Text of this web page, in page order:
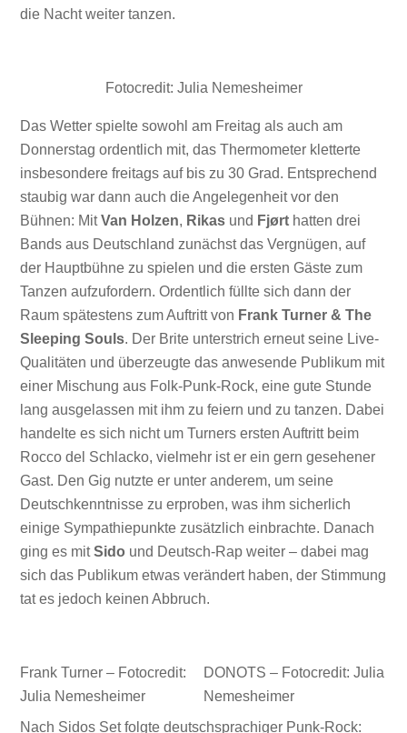
die Nacht weiter tanzen.
Fotocredit: Julia Nemesheimer
Das Wetter spielte sowohl am Freitag als auch am
Donnerstag ordentlich mit, das Thermometer kletterte
insbesondere freitags auf bis zu 30 Grad. Entsprechend
staubig war dann auch die Angelegenheit vor den
Bühnen: MitVan Holzen, Rikas und Fjørt hatten drei
Bands aus Deutschland zunächst das Vergnügen, auf
der Hauptbühne zu spielen und die ersten Gäste zum
Tanzen aufzufordern. Ordentlich füllte sich dann der
Raum spätestens zum Auftritt von Frank Turner & The
Sleeping Souls. Der Brite unterstrich erneut seine Live-
Qualitäten und überzeugte das anwesende Publikum mit
einer Mischung aus Folk-Punk-Rock, eine gute Stunde
lang ausgelassen mit ihm zu feiern und zu tanzen. Dabei
handelte es sich nicht um Turners ersten Auftritt beim
Rocco del Schlacko, vielmehr ist er ein gern gesehener
Gast. Den Gig nutzte er unter anderem, um seine
Deutschkenntnisse zu erproben, was ihm sicherlich
einige Sympathiepunkte zusätzlich einbrachte. Danach
ging es mitSido und Deutsch-Rap weiter – dabei mag
sich das Publikum etwas verändert haben, der Stimmung
tat es jedoch keinen Abbruch.
Frank Turner – Fotocredit:
Julia Nemesheimer
DONOTS – Fotocredit: Julia
Nemesheimer
Nach Sidos Set folgte deutschsprachiger Punk-Rock: